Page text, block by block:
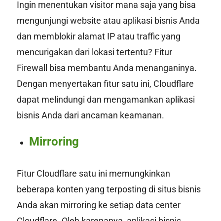
Ingin menentukan visitor mana saja yang bisa
mengunjungi website atau aplikasi bisnis Anda
dan memblokir alamat IP atau trafficyang
mencurigakan dari lokasi tertentu? Fitur
Firewall bisa membantu Anda menanganinya.
Dengan menyertakan fitur satu ini, Cloudflare
dapat melindungi dan mengamankan aplikasi
bisnis Anda dari ancaman keamanan.
Mirroring
Fitur Cloudflare satu ini memungkinkan
beberapa konten yang terposting di situs bisnis
Anda akan mirroring ke setiap data center